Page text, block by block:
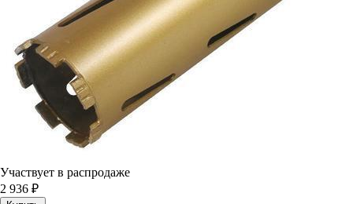
Участвует в распродаже
2 936 ₽